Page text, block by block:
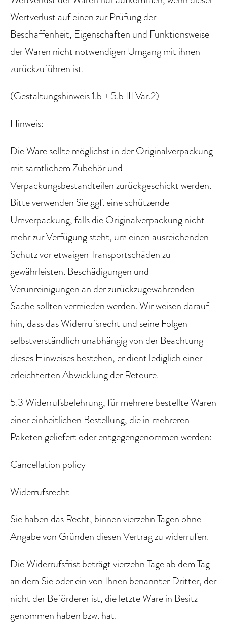
Wertverlust auf einen zur Prüfung der
Beschaffenheit, Eigenschaften und Funktionsweise
der Waren nicht notwendigen Umgang mit ihnen
zurückzuführen ist.
(Gestaltungshinweis 1.b + 5.b III Var.2)
Hinweis:
Die Ware sollte möglichst in der Originalverpackung
mit sämtlichem Zubehör und
Verpackungsbestandteilen zurückgeschickt werden.
Bitte verwenden Sie ggf. eine schützende
Umverpackung, falls die Originalverpackung nicht
mehr zur Verfügung steht, um einen ausreichenden
Schutz vor etwaigen Transportschäden zu
gewährleisten. Beschädigungen und
Verunreinigungen an der zurückzugewährenden
Sache sollten vermieden werden. Wir weisen darauf
hin, dass das Widerrufsrecht und seine Folgen
selbstverständlich unabhängig von der Beachtung
dieses Hinweises bestehen, er dient lediglich einer
erleichterten Abwicklung der Retoure.
5.3 Widerrufsbelehrung, für mehrere bestellte Waren
einer einheitlichen Bestellung, die in mehreren
Paketen geliefert oder entgegengenommen werden:
Cancellation policy
Widerrufsrecht
Sie haben das Recht, binnen vierzehn Tagen ohne
Angabe von Gründen diesen Vertrag zu widerrufen.
Die Widerrufsfrist beträgt vierzehn Tage ab dem Tag
an dem Sie oder ein von Ihnen benannter Dritter, der
nicht der Beförderer ist, die letzte Ware in Besitz
genommen haben bzw. hat.